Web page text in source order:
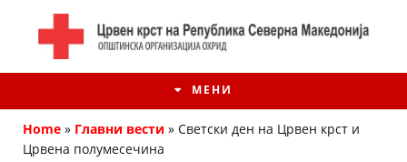
МЕНИ
Home » Главни вести » Светски ден на Црвен крст и
Црвенa полумесечина